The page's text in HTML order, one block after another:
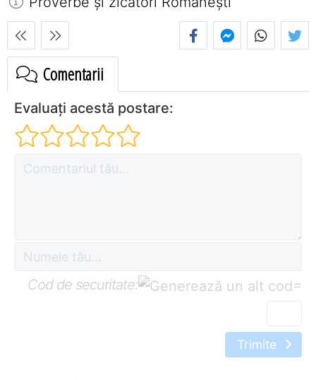
Comentarii
Evaluați acestă postare:
Cod de securitate: =
Trimite